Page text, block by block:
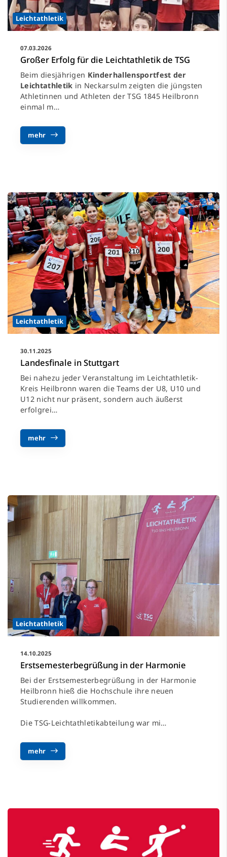
Leichtathletik
07.03.2026
Großer Erfolg für die Leichtathletik de TSG
Beim diesjährigen Kinderhallensportfest der
Leichtathletik in Neckarsulm zeigten die jüngsten
Athletinnen und Athleten der TSG 1845 Heilbronn
einmal m…
mehr
Leichtathletik
30.11.2025
Landesfinale in Stuttgart
Bei nahezu jeder Veranstaltung im Leichtathletik-
Kreis Heilbronn waren die Teams der U8, U10 und
U12 nicht nur präsent, sondern auch äußerst
erfolgrei…
mehr
Leichtathletik
14.10.2025
Erstsemesterbegrüßung in der Harmonie
Bei der Erstsemesterbegrüßung in der Harmonie
Heilbronn hieß die Hochschule ihre neuen
Studierenden willkommen.
Die TSG-Leichtathletikabteilung war mi…
mehr